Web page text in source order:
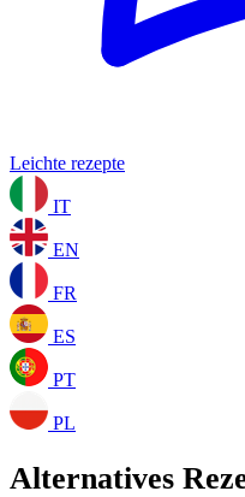
Leichte rezepte
IT
EN
FR
ES
PT
PL
Alternatives